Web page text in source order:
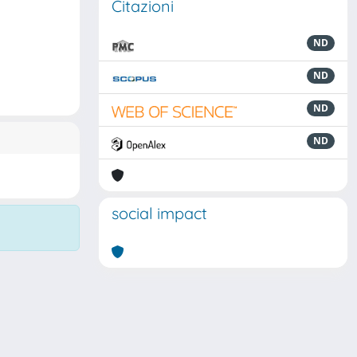
Citazioni
ND
ND
ND
ND
social impact